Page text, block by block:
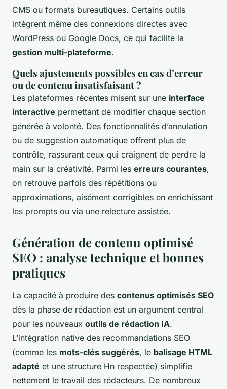
CMS ou formats bureautiques. Certains outils
intègrent même des connexions directes avec
WordPress ou Google Docs, ce qui facilite la
gestion multi-plateforme.
Quels ajustements possibles en cas d’erreur
ou de contenu insatisfaisant ?
Les plateformes récentes misent sur une interface
interactive permettant de modifier chaque section
générée à volonté. Des fonctionnalités d’annulation
ou de suggestion automatique offrent plus de
contrôle, rassurant ceux qui craignent de perdre la
main sur la créativité. Parmi les erreurs courantes,
on retrouve parfois des répétitions ou
approximations, aisément corrigibles en enrichissant
les prompts ou via une relecture assistée.
Génération de contenu optimisé
SEO : analyse technique et bonnes
pratiques
La capacité à produire des contenus optimisés SEO
dès la phase de rédaction est un argument central
pour les nouveaux outils de rédaction IA.
L’intégration native des recommandations SEO
(comme les mots-clés suggérés, le balisage HTML
adapté et une structure Hn respectée) simplifie
nettement le travail des rédacteurs. De nombreux